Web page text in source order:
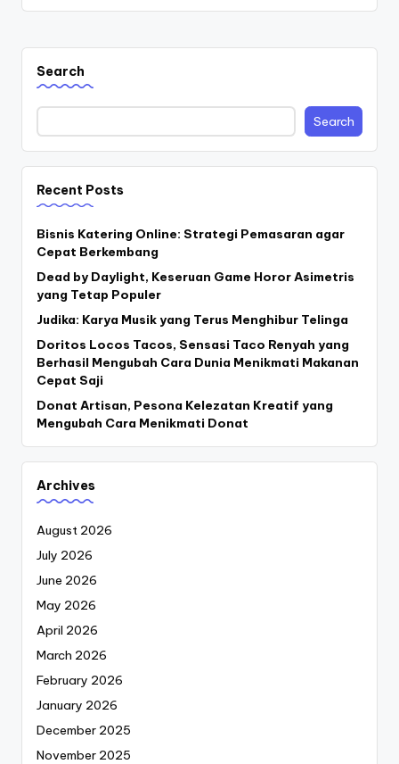
Search
Search
Recent Posts
Bisnis Katering Online: Strategi Pemasaran agar
Cepat Berkembang
Dead by Daylight, Keseruan Game Horor Asimetris
yang Tetap Populer
Judika: Karya Musik yang Terus Menghibur Telinga
Doritos Locos Tacos, Sensasi Taco Renyah yang
Berhasil Mengubah Cara Dunia Menikmati Makanan
Cepat Saji
Donat Artisan, Pesona Kelezatan Kreatif yang
Mengubah Cara Menikmati Donat
Archives
August 2026
July 2026
June 2026
May 2026
April 2026
March 2026
February 2026
January 2026
December 2025
November 2025